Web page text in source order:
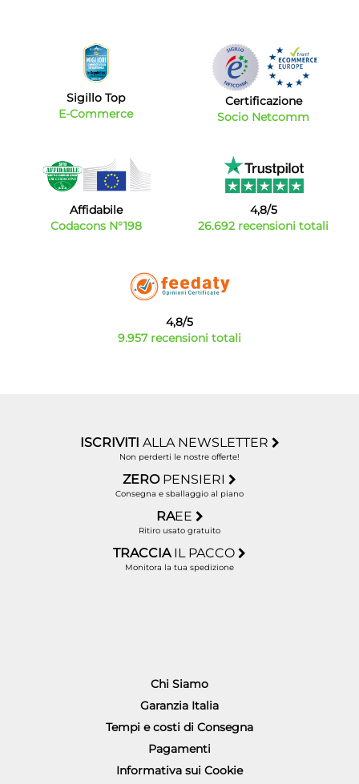
Sigillo Top
E-Commerce
Certificazione
Socio Netcomm
Affidabile
Codacons N°198
4,8/5
26.692 recensioni totali
4,8/5
9.957 recensioni totali
ISCRIVITI ALLA NEWSLETTER
Non perderti le nostre offerte!
ZERO PENSIERI
Consegna e sballaggio al piano
RAEE
Ritiro usato gratuito
TRACCIA IL PACCO
Monitora la tua spedizione
Chi Siamo
Garanzia Italia
Tempi e costi di Consegna
Pagamenti
Informativa sui Cookie